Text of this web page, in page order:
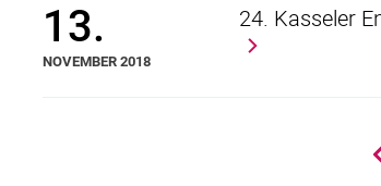
13.
NOVEMBER 2018
24. Kasseler
vorherige